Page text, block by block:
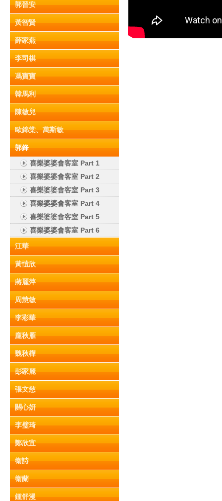
郭晉安
黃智賢
薛家燕
李司棋
馮寶寶
韓馬利
陳敏兒
歐錦棠、萬斯敏
郭鋒
喜樂婆婆會客室 Part 1
喜樂婆婆會客室 Part 2
喜樂婆婆會客室 Part 3
喜樂婆婆會客室 Part 4
喜樂婆婆會客室 Part 5
喜樂婆婆會客室 Part 6
江華
黃愷欣
蔣麗萍
周慧敏
李彩華
龐秋雁
魏秋樺
彭家麗
張文慈
關心妍
李璧琦
鄭欣宜
衛詩
衛蘭
鍾舒漫